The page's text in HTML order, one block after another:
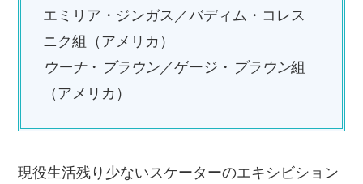
エミリア・ジンガス／バディム・コレス
ニク組（アメリカ）
ウーナ・ ブラウン／ゲージ・ ブラウン組
（アメリカ）
現役生活残り少ないスケーターのエキシビション